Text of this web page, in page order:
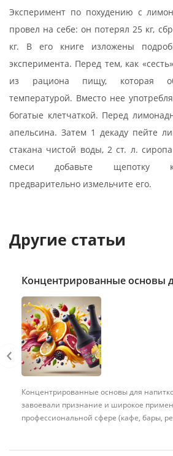
Эксперимент по похудению с
провел на себе: он потерял 25 кг,
кг. В его книге изложены
эксперимента. Перед тем, как
из рациона пищу, которая
температурой. Вместо нее
богатые клетчаткой. Перед
апельсина. Затем 1 декаду пейте
стакана чистой воды, 2 ст. л.
смеси добавьте щепотку
предварительно измельчите его.
Другие статьи
Концентрированные основы
Концентрированные основы для
завоевали признание и широкое
профессиональной сфере (кафе, бары,